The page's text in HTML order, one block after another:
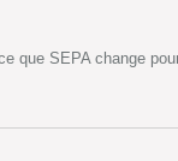
que SEPA change